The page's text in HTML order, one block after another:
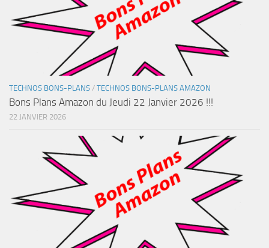
TECHNOS BONS-PLANS / TECHNOS BONS-PLANS AMAZON
Bons Plans Amazon du Jeudi 22 Janvier 2026 !!!
22 JANVIER 2026